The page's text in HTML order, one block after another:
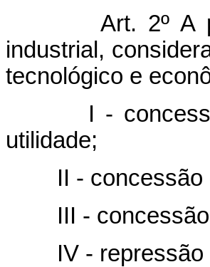
Art. 2º A
industrial,
tecnológico e
I -
utilidade;
II -
III -
IV -